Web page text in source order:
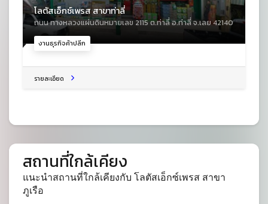
งานธุรกิจค้าปลีก
โลตัสเอ็กซ์เพรส สาขาท่าลี่
ถนน ทางหลวงแผ่นดินหมายเลข 2115 ต.ท่าลี่ อ.ท่าลี่ จ.เลย 42140
รายละเอียด
สถานที่ใกล้เคียง
แนะนำสถานที่ใกล้เคียงกับ โลตัสเอ็กซ์เพรส สาขา
ภูเรือ